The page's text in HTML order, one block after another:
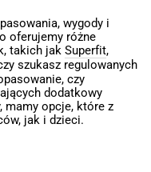
wygody i
oferujemy różne
takich jak Superfit,
szukasz regulowanych
czy
dodatkowy
mamy opcje, które z
jak i dzieci.